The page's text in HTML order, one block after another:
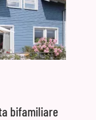
bifamiliare